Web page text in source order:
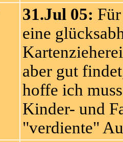
31.Jul 05:
eine
aber gut
hoffe ich
Kinder- und
"verdiente"